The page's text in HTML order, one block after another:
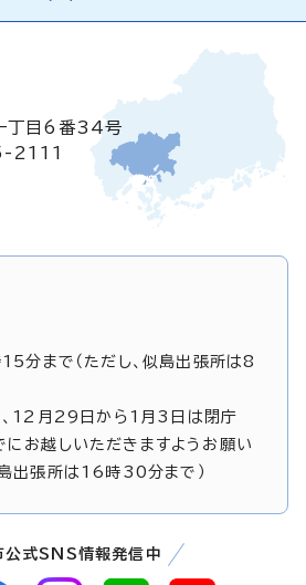
丁目6番34号
2111
分まで（ただし、似島出張所は8
、12月29日から1月3日は閉庁
にお越しいただきますようお願い
島出張所は16時30分まで）
公式SNS情報発信中